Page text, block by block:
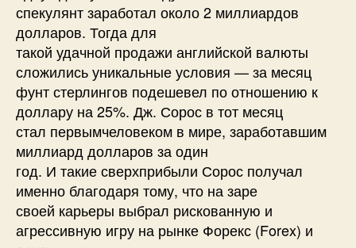
спекулянт заработал около 2 миллиардов
долларов. Тогда для
такой удачной продажи английской валюты
сложились уникальные условия — за месяц
фунт стерлингов подешевел по отношению к
доллару на 25%. Дж. Сорос в тот месяц
стал первымчеловеком в мире, заработавшим
миллиард долларов за один
год. И такие сверхприбыли Сорос получал
именно благодаря тому, что на заре
своей карьеры выбрал рискованную и
агрессивную игру на рынке Форекс (Forex) и